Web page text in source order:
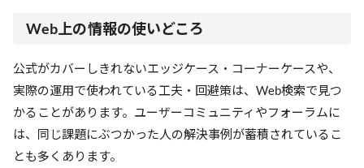
Web上の情報の使いどころ
公式がカバーしきれないエッジケース・コーナーケースや、
実際の運用で使われている工夫・回避策は、Web検索で見つ
かることがあります。ユーザーコミュニティやフォーラムに
は、同じ課題にぶつかった人の解決事例が蓄積されているこ
とも多くあります。